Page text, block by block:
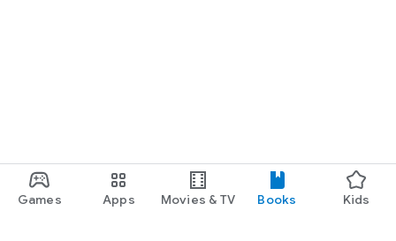
Games Apps Movies & TV Books Kids